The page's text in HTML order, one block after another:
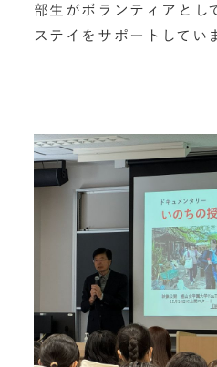
部生がボランティアとし
ステイをサポートしてい